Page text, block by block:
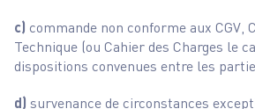
c) commande non conforme aux CGV,
Technique (ou Cahier des Charges le
dispositions convenues entre les
d) survenance de circonstances